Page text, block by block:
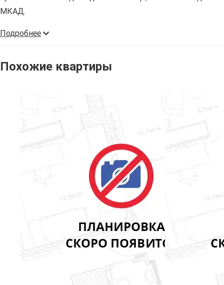
МКАД.
Подробнее
Похожие квартиры